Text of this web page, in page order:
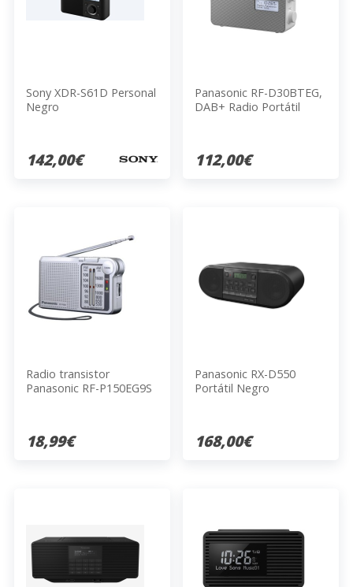
Sony XDR-S61D Personal
Negro
142,00€
Panasonic RF-D30BTEG,
DAB+ Radio Portátil
112,00€
Radio transistor
Panasonic RF-P150EG9S
18,99€
Panasonic RX-D550
Portátil Negro
168,00€